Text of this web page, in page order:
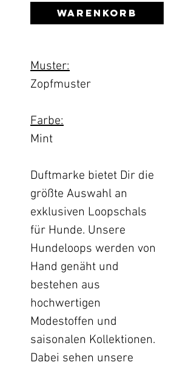
Warenkorb
Muster:
Zopfmuster
Farbe:
Mint
Duftmarke bietet Dir die
größte Auswahl an
exklusiven Loopschals
für Hunde. Unsere
Hundeloops werden von
Hand genäht und
bestehen aus
hochwertigen
Modestoffen und
saisonalen Kollektionen.
Dabei sehen unsere